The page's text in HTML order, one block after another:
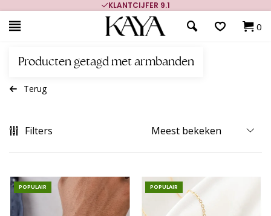
KLANTCIJFER 9.1
0
Producten getagd met armbanden
Terug
Filters
POPULAIR POPULAIR